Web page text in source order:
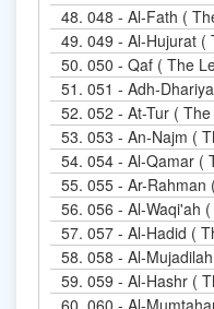
48.
49.
50.
51.
52.
53.
54.
55.
56.
57.
58.
59.
60.